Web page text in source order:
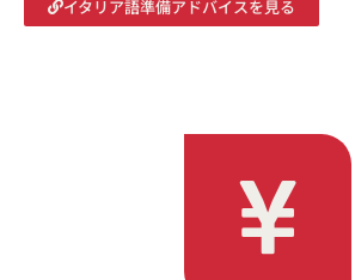
イタリア語準備アドバイスを見る